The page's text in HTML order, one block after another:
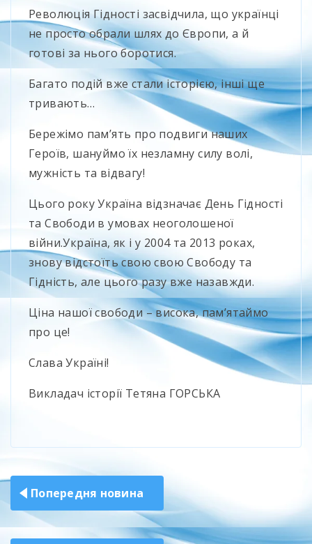
Революція Гідності засвідчила, що українці
не просто обрали шлях до Європи, а й
готові за нього боротися.
Багато подій вже стали історією, інші ще
тривають…
Бережімо пам’ять про подвиги наших
Героїв, шануймо їх незламну силу волі,
мужність та відвагу!
Цього року Україна відзначає День Гідності
та Свободи в умовах неоголошеної
війни.Україна, як і у 2004 та 2013 роках,
знову відстоїть свою свою Свободу та
Гідність, але цього разу вже назавжди.
Ціна нашої свободи – висока, пам’ятаймо
про це!
Слава Україні!
Викладач історії Тетяна ГОРСЬКА
Навігація
записів
Попередня новина